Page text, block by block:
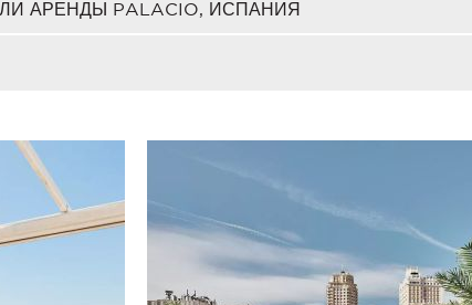
АРЕНДЫ PALACIO, ИСПАНИЯ